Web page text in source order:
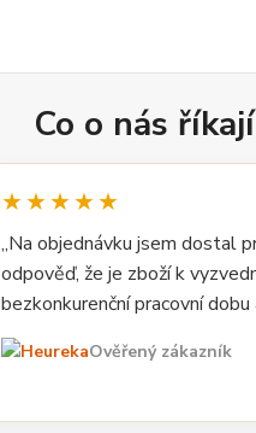
Co o nás
★★★★★
„Na objednávku jsem dostal
odpověď, že je zboží k
bezkonkurenční pracovní dobu
Ověřený zákazník